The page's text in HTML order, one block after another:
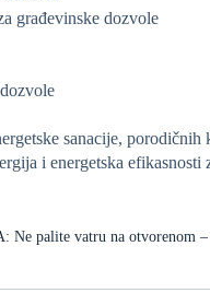
građevinske dozvole
sanacije, porodičnih
i energetska efikasnosti
palite vatru na otvorenom –